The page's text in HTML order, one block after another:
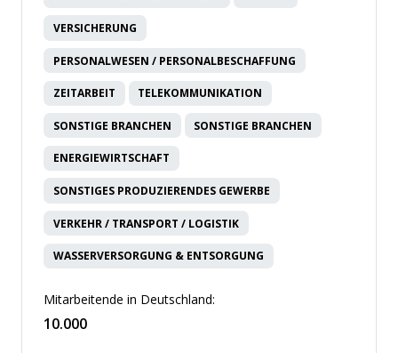
VERSICHERUNG
PERSONALWESEN / PERSONALBESCHAFFUNG
ZEITARBEIT TELEKOMMUNIKATION
SONSTIGE BRANCHEN SONSTIGE BRANCHEN
ENERGIEWIRTSCHAFT
SONSTIGES PRODUZIERENDES GEWERBE
VERKEHR / TRANSPORT / LOGISTIK
WASSERVERSORGUNG & ENTSORGUNG
Mitarbeitende in Deutschland:
10.000